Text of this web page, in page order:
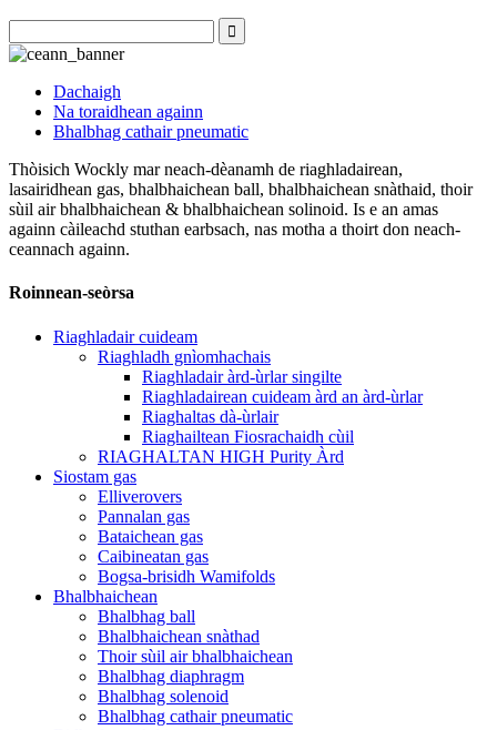
Dachaigh
Na toraidhean againn
Bhalbhag cathair pneumatic
Thòisich Wockly mar neach-dèanamh de riaghladairean,
lasairidhean gas, bhalbhaichean ball, bhalbhaichean snàthaid, thoir
sùil air bhalbhaichean & bhalbhaichean solinoid. Is e an amas
againn càileachd stuthan earbsach, nas motha a thoirt don neach-
ceannach againn.
Roinnean-seòrsa
Riaghladair cuideam
Riaghladh gnìomhachais
Riaghladair àrd-ùrlar singilte
Riaghladairean cuideam àrd an àrd-ùrlar
Riaghaltas dà-ùrlair
Riaghailtean Fiosrachaidh cùil
RIAGHALTAN HIGH Purity Àrd
Siostam gas
Elliverovers
Pannalan gas
Bataichean gas
Caibineatan gas
Bogsa-brisidh Wamifolds
Bhalbhaichean
Bhalbhag ball
Bhalbhaichean snàthad
Thoir sùil air bhalbhaichean
Bhalbhag diaphragm
Bhalbhag solenoid
Bhalbhag cathair pneumatic